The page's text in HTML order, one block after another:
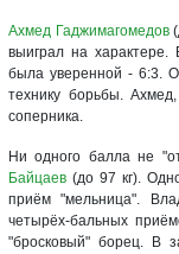
Ахмед Гаджимагомедов
выиграл на
была уверенной - 6:3.
технику борьбы.
соперника.
Ни одного балла не
Байцаев (до 97 кг).
приём "мельница".
четырёх-бальных
"бросковый" борец. В